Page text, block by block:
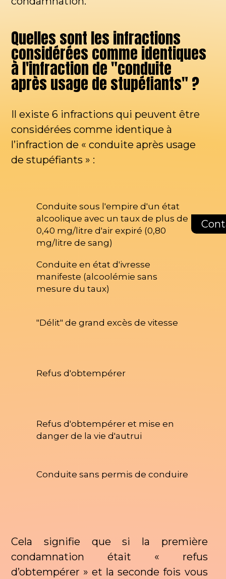
Quelles sont les infractions
considérées comme identiques
à l'infraction de "conduite
après usage de stupéfiants" ?
Il existe 6 infractions qui peuvent être
considérées comme identique à
l’infraction de « conduite après usage
de stupéfiants » :
Conduite sous l'empire d'un état
alcoolique avec un taux de plus de
0,40 mg/litre d'air expiré (0,80
mg/litre de sang)
Conduite en état d'ivresse
manifeste (alcoolémie sans
mesure du taux)
"Délit" de grand excès de vitesse
Refus d'obtempérer
Refus d'obtempérer et mise en
danger de la vie d'autrui
Conduite sans permis de conduire
Cela signifie que si la première
condamnation était « refus
d’obtempérer » et la seconde fois vous